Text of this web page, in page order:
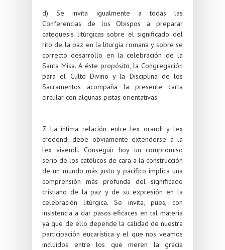
d) Se invita igualmente a todas las
Conferencias de los Obispos a preparar
catequesis litúrgicas sobre el significado del
rito de la paz en la liturgia romana y sobre se
correcto desarrollo en la celebración de la
Santa Misa. A éste propósito, la Congregación
para el Culto Divino y la Disciplina de los
Sacramentos acompaña la presente carta
circular con algunas pistas orientativas.
7. La íntima relación entre lex orandi y lex
credendi debe obviamente extenderse a la
lex vivendi. Conseguir hoy un compromiso
serio de los católicos de cara a la construcción
de un mundo más justo y pacífico implica una
comprensión más profunda del significado
cristiano de la paz y de su expresión en la
celebración litúrgica. Se invita, pues, con
insistencia a dar pasos eficaces en tal materia
ya que de ello depende la calidad de nuestra
participación eucarística y el que nos veamos
incluidos entre los que meren la gracia